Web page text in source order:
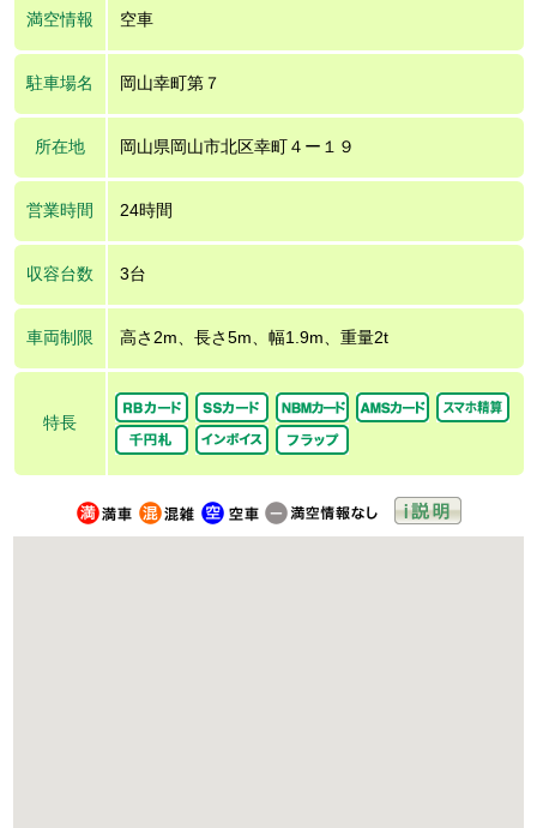
満空情報 空車
駐車場名 岡山幸町第７
所在地 岡山県岡山市北区幸町４ー１９
営業時間 24時間
収容台数 3台
車両制限 高さ2m、長さ5m、幅1.9m、重量2t
特長